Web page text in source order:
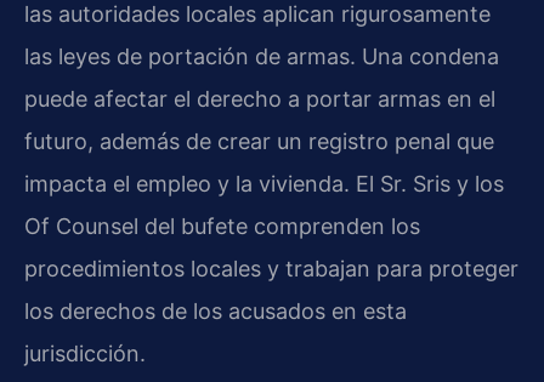
las autoridades locales aplican rigurosamente
las leyes de portación de armas. Una condena
puede afectar el derecho a portar armas en el
futuro, además de crear un registro penal que
impacta el empleo y la vivienda. El Sr. Sris y los
Of Counsel del bufete comprenden los
procedimientos locales y trabajan para proteger
los derechos de los acusados en esta
jurisdicción.